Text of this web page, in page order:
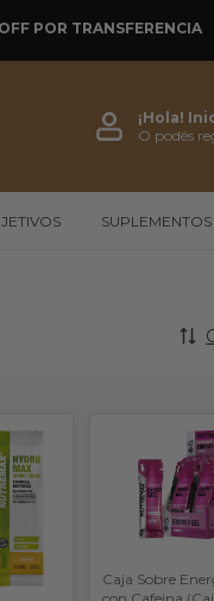
POR TRANSFERENCIA
¡Hola!
O podés
Caja Sobre